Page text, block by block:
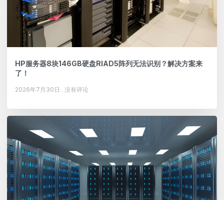
HP服务器8块146GB硬盘RIAD5阵列无法识别？解决方案来
了！
2026年7月30日 没有评论